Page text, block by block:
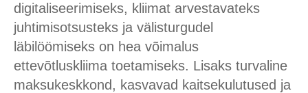
digitaliseerimiseks, kliimat arvestavateks
juhtimisotsusteks ja välisturgudel
läbilöömiseks on hea võimalus
ettevõtluskliima toetamiseks. Lisaks turvaline
maksukeskkond, kasvavad kaitsekulutused ja